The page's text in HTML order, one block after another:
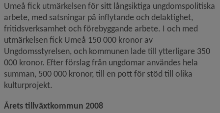
Umeå fick utmärkelsen för sitt långsiktiga ungdomspolitiska
arbete, med satsningar på inflytande och delaktighet,
fritidsverksamhet och förebyggande arbete. I och med
utmärkelsen fick Umeå 150 000 kronor av
Ungdomsstyrelsen, och kommunen lade till ytterligare 350
000 kronor. Efter förslag från ungdomar användes hela
summan, 500 000 kronor, till en pott för stöd till olika
kulturprojekt.
Årets tillväxtkommun 2008